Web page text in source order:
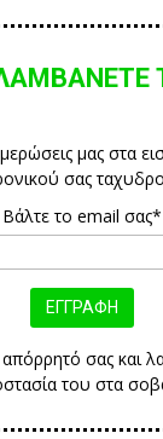
μας στα
σας
Βάλτε το email σας*
σας και
του στα